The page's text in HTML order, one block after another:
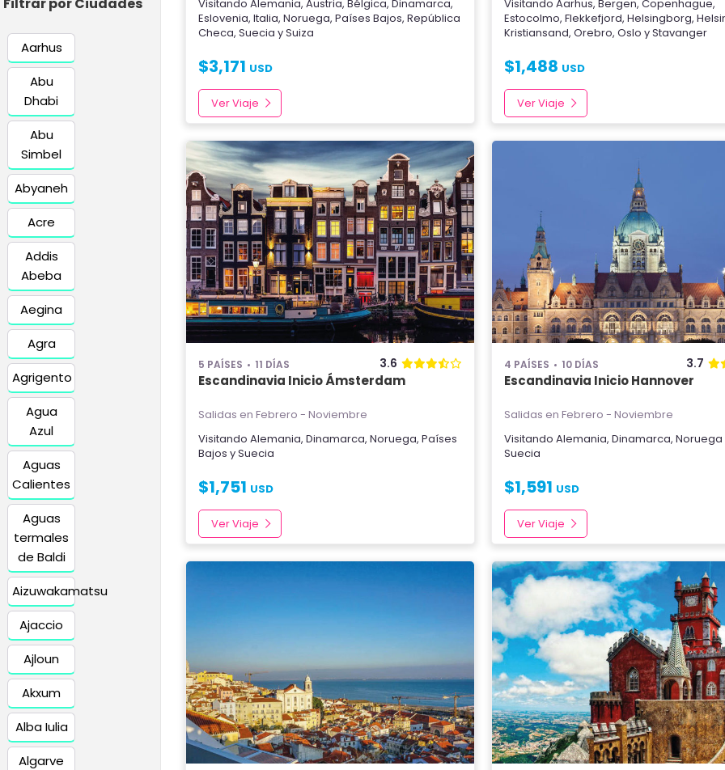
Aarhus
Abu
Dhabi
Abu
Simbel
Abyaneh
Acre
Addis
Abeba
Aegina
Agra
Agrigento
Agua
Azul
Aguas
Calientes
Aguas
termales
de Baldi
Aizuwakamatsu
Ajaccio
Ajloun
Akxum
Alba Iulia
Algarve
Visitando Alemania, Austria, Bélgica, Dinamarca,
Eslovenia, Italia, Noruega, Países Bajos, República
Checa, Suecia ySuiza
$3,171 USD
Ver Viaje
VisitandoAarhus,Bergen,Copenhague,
Estocolmo,Flekkefjord,Helsingborg,
Kristiansand,Orebro,Oslo yStavanger
$1,488 USD
Ver Viaje
5 PAÍSES 11 DÍAS 3.6
Escandinavia Inicio Ámsterdam
Salidas en Febrero - Noviembre
Visitando Alemania, Dinamarca, Noruega, Países
Bajos ySuecia
$1,751 USD
Ver Viaje
4 PAÍSES 10 DÍAS 3.7
Escandinavia Inicio Hannover
Salidas en Febrero - Noviembre
VisitandoAlemania,Dinamarca,Noruega
Suecia
$1,591 USD
Ver Viaje